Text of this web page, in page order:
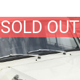
SOLD OUT